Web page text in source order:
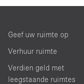
Geef uw ruimte op
Verhuur ruimte
Verdien geld met
leegstaande ruimtes